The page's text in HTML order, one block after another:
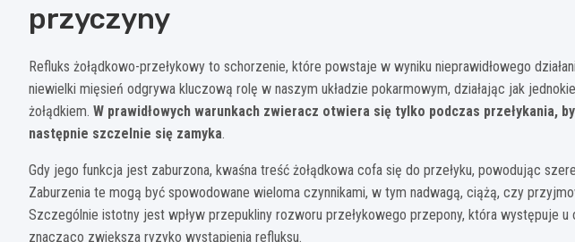
przyczyny
Refluks żołądkowo-przełykowy to schorzenie, które powstaje w wyniku nieprawidłowego
niewielki mięsień odgrywa kluczową rolę w naszym układzie pokarmowym, działając jak
żołądkiem. W prawidłowych warunkach zwieracz otwiera się tylko podczas przełykania,
następnie szczelnie się zamyka.
Gdy jego funkcja jest zaburzona, kwaśna treść żołądkowa cofa się do przełyku, powodując
Zaburzenia te mogą być spowodowane wieloma czynnikami, w tym nadwagą, ciążą, czy
Szczególnie istotny jest wpływ przepukliny rozworu przełykowego przepony, która występuje u
znacząco zwiększa ryzyko wystąpienia refluksu.